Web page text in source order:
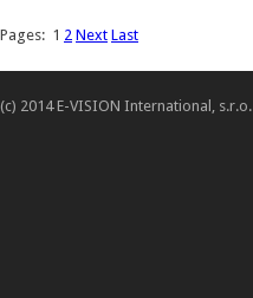
Pages: 1 2 Next Last
(c) 2014 E-VISION International, s.r.o.